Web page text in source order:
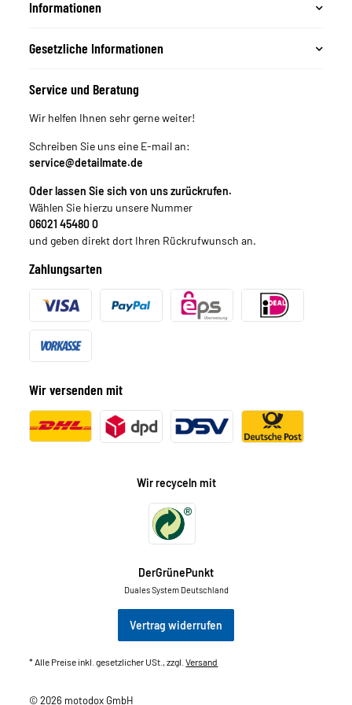
Informationen
Gesetzliche Informationen
Service und Beratung
Wir helfen Ihnen sehr gerne weiter!
Schreiben Sie uns eine E-mail an:
service@detailmate.de
Oder lassen Sie sich von uns zurückrufen.
Wählen Sie hierzu unsere Nummer
06021 45480 0
und geben direkt dort Ihren Rückrufwunsch an.
Zahlungsarten
Wir versenden mit
Wir recyceln mit
DerGrünePunkt
Duales System Deutschland
Vertrag widerrufen
* Alle Preise inkl. gesetzlicher USt., zzgl.Versand
© 2026 motodox GmbH